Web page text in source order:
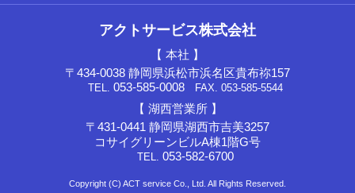
アクトサービス株式会社
【 本社 】
〒434-0038 静岡県浜松市浜名区貴布祢157
TEL. 053-585-0008 FAX. 053-585-5544
【 湖西営業所 】
〒431-0441 静岡県湖西市吉美3257
コサイグリーンビルA棟1階G号
TEL. 053-582-6700
Copyright (C) ACT service Co., Ltd. All Rights Reserved.